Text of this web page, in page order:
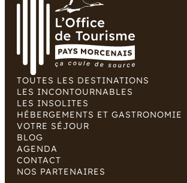
TOUTES LES DESTINATIONS
LES INCONTOURNABLES
LES INSOLITES
HÉBERGEMENTS ET GASTRONOMIE
VOTRE SÉJOUR
BLOG
AGENDA
CONTACT
NOS PARTENAIRES